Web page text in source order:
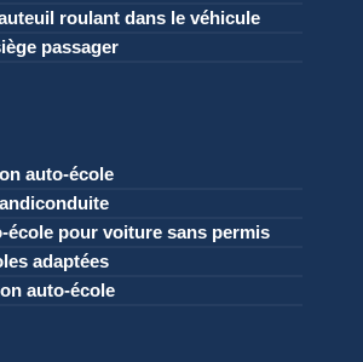
roulant dans le véhicule
passager
auto-école
école pour voiture sans permis
adaptées
auto-école